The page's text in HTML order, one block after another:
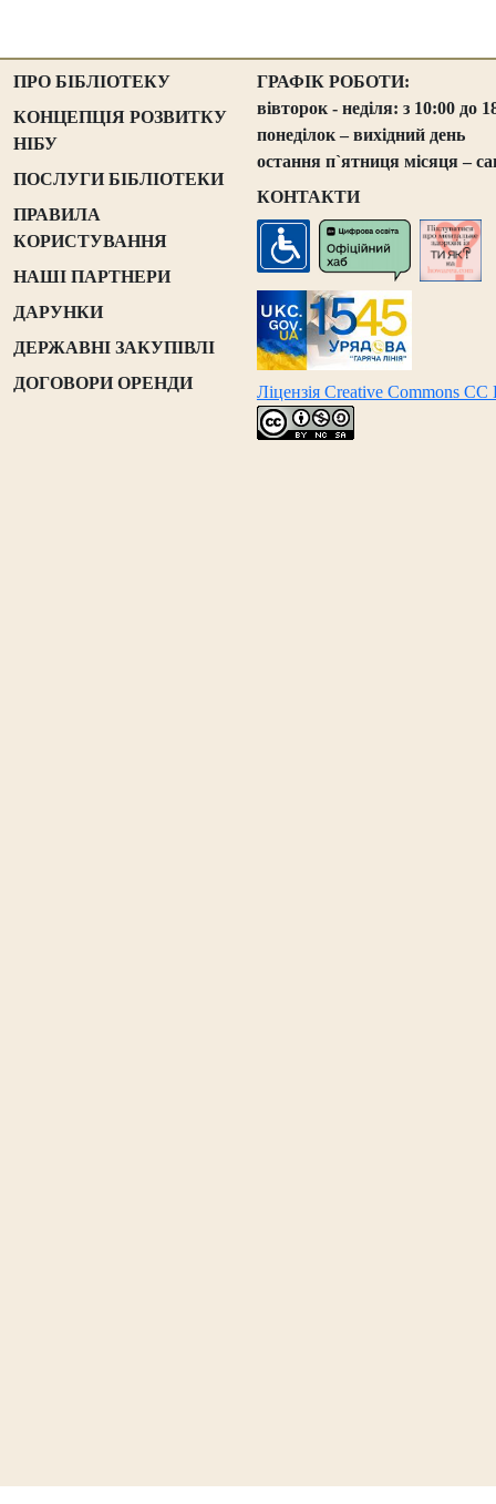
ПРО БІБЛІОТЕКУ
КОНЦЕПЦІЯ РОЗВИТКУ
НІБУ
ПОСЛУГИ БІБЛІОТЕКИ
ПРАВИЛА
КОРИСТУВАННЯ
НАШІ ПАРТНЕРИ
ДАРУНКИ
ДЕРЖАВНІ ЗАКУПІВЛІ
ДОГОВОРИ ОРЕНДИ
ГРАФІК РОБОТИ:
вівторок - неділя: з 10:00 до
понеділок – вихідний день
остання п`ятниця місяця –
КОНТАКТИ
Ліцензія Creative Commons